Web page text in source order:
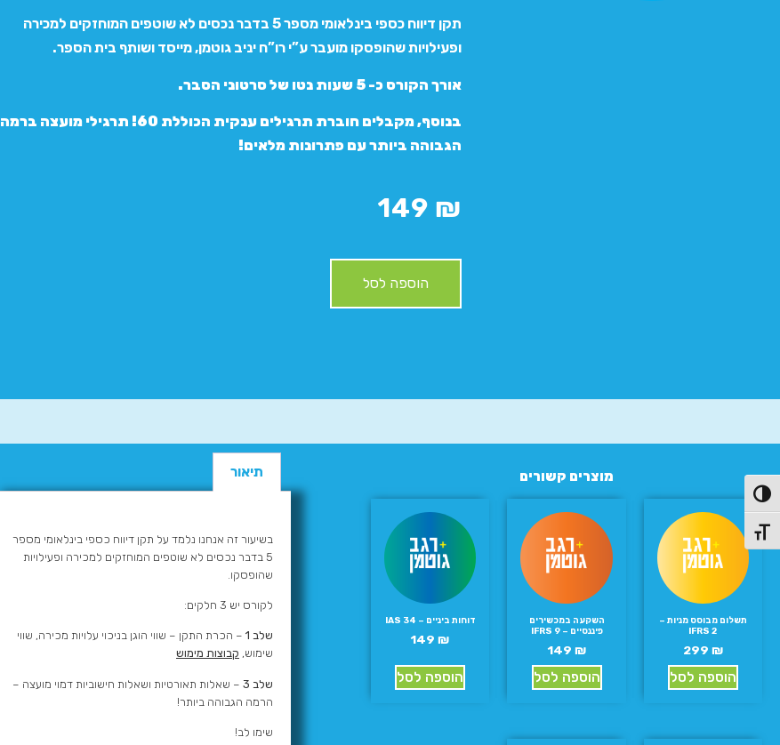
הפעל/כבה ניגודיות גבוהה
מתג גודל גופן
תקן דיווח כספי בינלאומי מספר 5 בדבר נכסים לא שוטפים המוחזקים למכירה
ופעילויות שהופסקו מועבר ע”י רו”ח יניב גוטמן, מייסד ושותף בית הספר.
אורך הקורס כ- 5 שעות נטו של סרטוני הסבר.
בנוסף, מקבלים חוברת תרגילים ענקית הכוללת 60! תרגילי מועצה ברמה
הגבוהה ביותר עם פתרונות מלאים!
149 ₪
הוספה לסל
מוצרים קשורים
תשלום מבוסס מניות –
IFRS 2
299 ₪
הוספה לסל
השקעה במכשירים
פיננסיים – IFRS 9
149 ₪
הוספה לסל
דוחות ביניים – IAS 34
149₪
הוספה לסל
תיאור
בשיעור זה אנחנו נלמד על תקן דיווח כספי בינלאומי מספר
5 בדבר נכסים לא שוטפים המוחזקים למכירה ופעילויות
שהופסקו.
לקורס יש 3 חלקים:
שלב 1
– הכרת התקן – שווי הוגן בניכוי עלויות מכירה, שווי
שימוש, קבוצות מימוש
שלב 3
– שאלות תאורטיות ושאלות חישוביות דמוי מועצה –
הרמה הגבוהה ביותר!
שימו לב!